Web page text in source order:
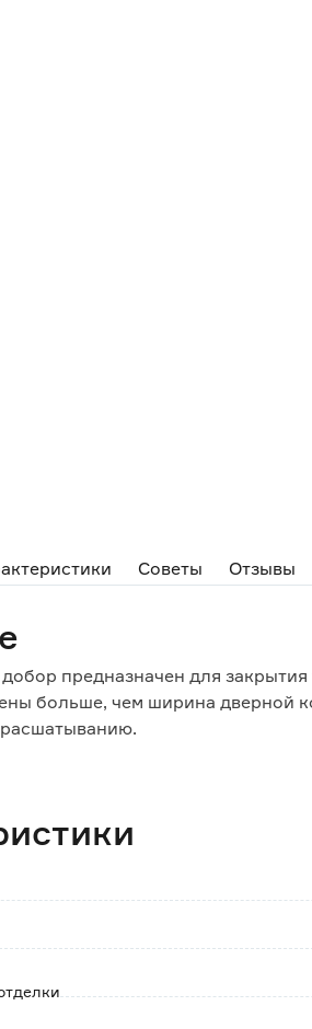
Советы Отзывы
предназначен для
больше, чем ширина дверной
расшатыванию.
крепежа;